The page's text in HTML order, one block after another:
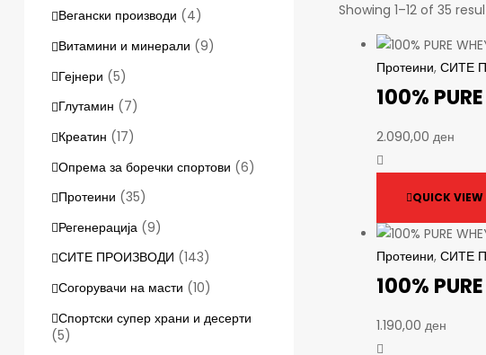
Showing 1–12 of 35
Протеини, СИТЕ
100%
2.090,00 ден
QUICK VIEW
Протеини, СИТЕ
100%
1.190,00 ден
Вегански производи (4)
Витамини и минерали (9)
Гејнери (5)
Глутамин (7)
Креатин (17)
Опрема за боречки спортови (6)
Протеини (35)
Регенерација (9)
СИТЕ ПРОИЗВОДИ (143)
Согорувачи на масти (10)
Спортски супер храни и десерти
(5)